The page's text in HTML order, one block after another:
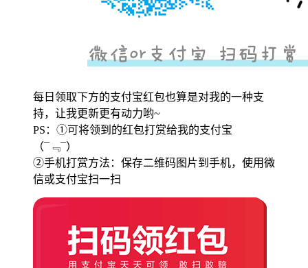
每日领取下方的支付宝红包也算是对我的一种支
持，让我更新更有动力哟~
PS：①可将领到的红包打赏给我的支付宝
（¯﹃¯）
②手机打赏方法：保存二维码图片到手机，使用微
信或支付宝扫一扫